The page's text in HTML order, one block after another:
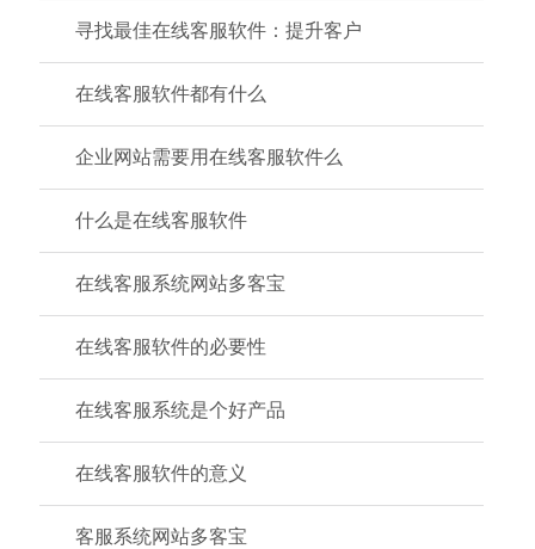
寻找最佳在线客服软件：提升客户
在线客服软件都有什么
企业网站需要用在线客服软件么
什么是在线客服软件
在线客服系统网站多客宝
在线客服软件的必要性
在线客服系统是个好产品
在线客服软件的意义
客服系统网站多客宝